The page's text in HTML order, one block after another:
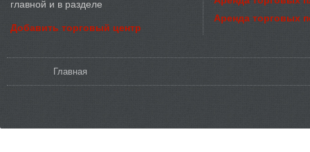
главной и в разделе
Добавить торговый центр
Аренда торговых
Главная